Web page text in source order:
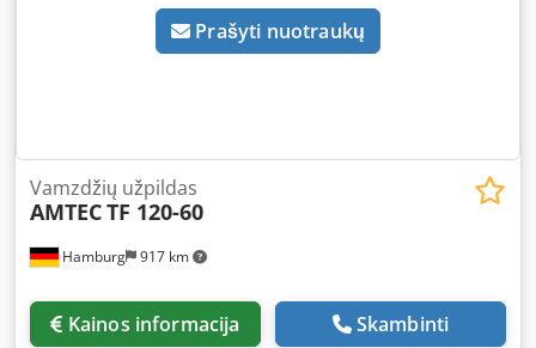
Prašyti nuotraukų
Hamburg 917 km
Vamzdžių užpildas
AMTECTF 120-60
Kainos informacija Skambinti